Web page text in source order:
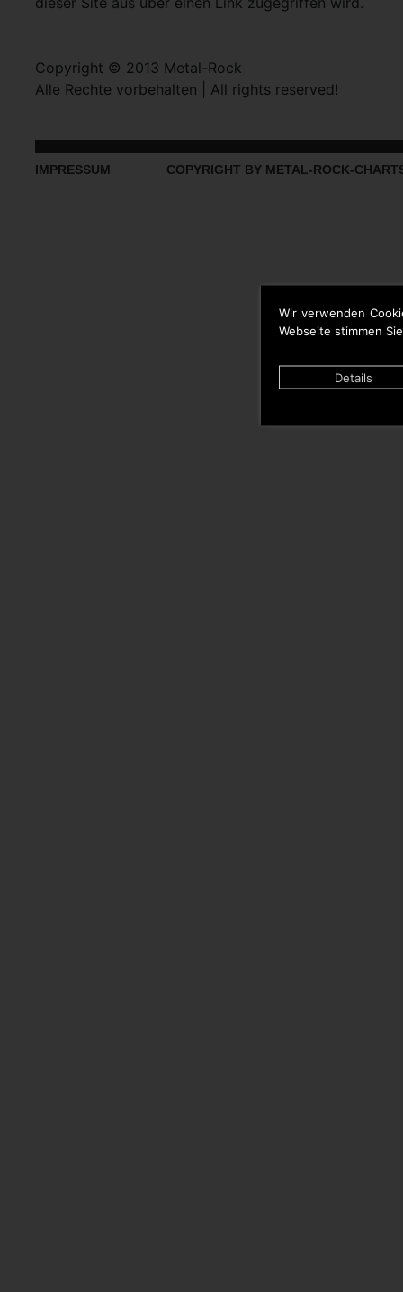
Wir verwenden
Webseite stimmen
Details
Copyright © 2013 Metal-Rock
Alle Rechte vorbehalten | All rights reserved!
IMPRESSUM COPYRIGHT BY METAL-ROCK-